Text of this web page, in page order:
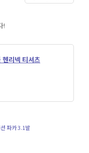
!
리넥 티셔츠
파카 3.1발